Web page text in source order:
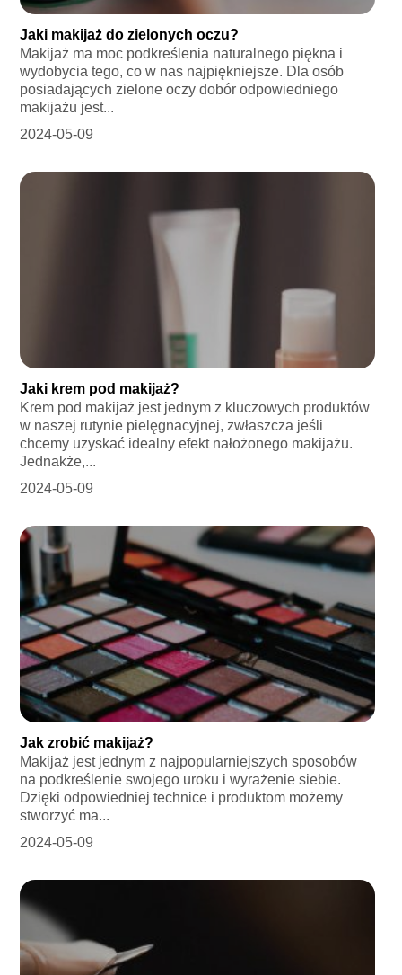
Jaki makijaż do zielonych oczu?
Makijaż ma moc podkreślenia naturalnego piękna i
wydobycia tego, co w nas najpiękniejsze. Dla osób
posiadających zielone oczy dobór odpowiedniego
makijażu jest...
2024-05-09
Jaki krem pod makijaż?
Krem pod makijaż jest jednym z kluczowych produktów
w naszej rutynie pielęgnacyjnej, zwłaszcza jeśli
chcemy uzyskać idealny efekt nałożonego makijażu.
Jednakże,...
2024-05-09
Jak zrobić makijaż?
Makijaż jest jednym z najpopularniejszych sposobów
na podkreślenie swojego uroku i wyrażenie siebie.
Dzięki odpowiedniej technice i produktom możemy
stworzyć ma...
2024-05-09